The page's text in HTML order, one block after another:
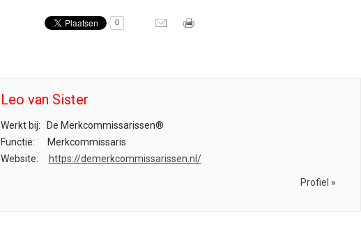
0
Leo van Sister
Werkt bij:
De Merkcommissarissen®
Functie:
Merkcommissaris
Website:
https://demerkcommissarissen.nl/
Profiel »